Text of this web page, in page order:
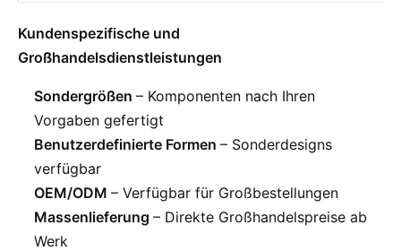
Kundenspezifische und
Großhandelsdienstleistungen
Sondergrößen – Komponenten nach Ihren
Vorgaben gefertigt
Benutzerdefinierte Formen – Sonderdesigns
verfügbar
OEM/ODM – Verfügbar für Großbestellungen
Massenlieferung – Direkte Großhandelspreise ab
Werk